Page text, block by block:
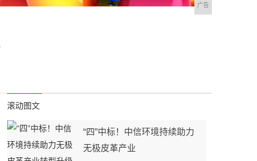
广告
滚动图文
“四”中标！中信环境持续助力
无极皮革产业